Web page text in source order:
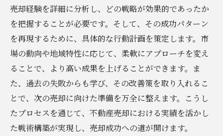
売却経験を詳細に分析し、どの戦略が効果的であったか
を把握することが必要です。そして、その成功パターン
を再現するために、具体的な行動計画を策定します。市
場の動向や地域特性に応じて、柔軟にアプローチを変え
ることで、より高い成果を上げることができます。ま
た、過去の失敗からも学び、その改善策を取り入れるこ
とで、次の売却に向けた準備を万全に整えます。こうし
たプロセスを通じて、不動産売却における実績を活かし
た戦術構築が実現し、売却成功への道が開けます。